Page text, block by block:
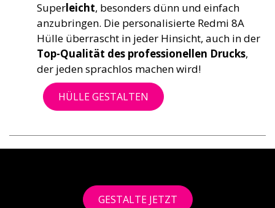
Superleicht, besonders dünn und einfach
anzubringen. Die personalisierte Redmi 8A
Hülle überrascht in jeder Hinsicht, auch in der
Top-Qualität des professionellen Drucks,
der jeden sprachlos machen wird!
HÜLLE GESTALTEN
GESTALTE JETZT